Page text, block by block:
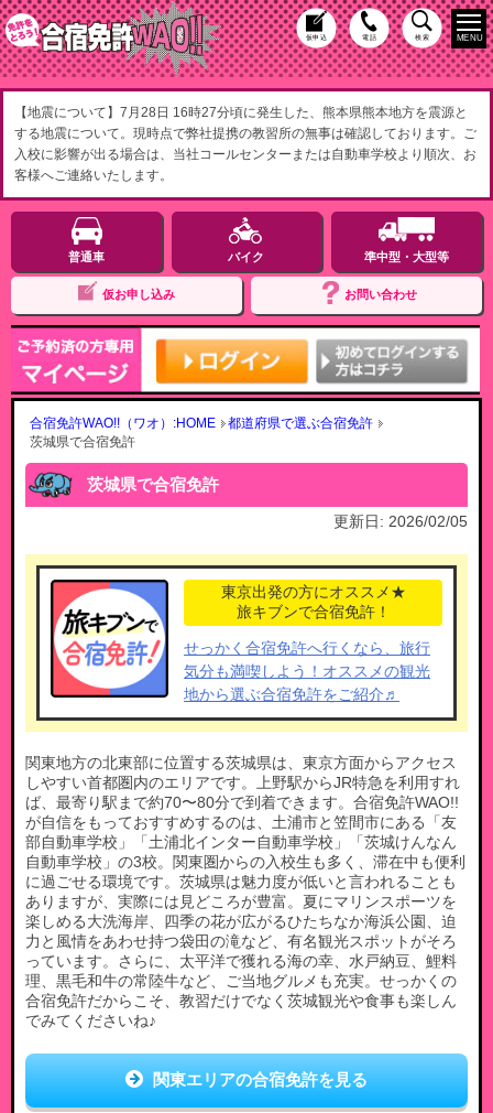
仮申込 電話 検索
【地震について】7月28日 16時27分頃に発生した、熊本県熊本地方を震源と
する地震について。現時点で弊社提携の教習所の無事は確認しております。ご
入校に影響が出る場合は、当社コールセンターまたは自動車学校より順次、お
客様へご連絡いたします。
普通車 バイク 準中型・大型等
仮お申し込み お問い合わせ
MENU
合宿免許WAO!!（ワオ）:HOME
都道府県で選ぶ合宿免許
茨城県で合宿免許
茨城県で合宿免許
更新日: 2026/02/05
東京出発の方にオススメ★
旅キブンで合宿免許！
せっかく合宿免許へ行くなら、旅行
気分も満喫しよう！オススメの観光
地から選ぶ合宿免許をご紹介♬
関東地方の北東部に位置する茨城県は、東京方面からアクセス
しやすい首都圏内のエリアです。上野駅からJR特急を利用すれ
ば、最寄り駅まで約70〜80分で到着できます。合宿免許WAO!!
が自信をもっておすすめするのは、土浦市と笠間市にある「友
部自動車学校」「土浦北インター自動車学校」「茨城けんなん
自動車学校」の3校。関東圏からの入校生も多く、滞在中も便利
に過ごせる環境です。茨城県は魅力度が低いと言われることも
ありますが、実際には見どころが豊富。夏にマリンスポーツを
楽しめる大洗海岸、四季の花が広がるひたちなか海浜公園、迫
力と風情をあわせ持つ袋田の滝など、有名観光スポットがそろ
っています。さらに、太平洋で獲れる海の幸、水戸納豆、鯉料
理、黒毛和牛の常陸牛など、ご当地グルメも充実。せっかくの
合宿免許だからこそ、教習だけでなく茨城観光や食事も楽しん
でみてくださいね♪
関東エリアの合宿免許を見る